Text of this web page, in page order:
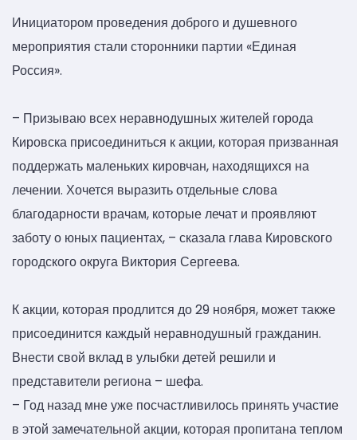
Инициатором проведения доброго и душевного
мероприятия стали сторонники партии «Единая
Россия».
– Призываю всех неравнодушных жителей города
Кировска присоединиться к акции, которая призванная
поддержать маленьких кировчан, находящихся на
лечении. Хочется выразить отдельные слова
благодарности врачам, которые лечат и проявляют
заботу о юных пациентах, – сказала глава Кировского
городского округа Виктория Сергеева.
К акции, которая продлится до 29 ноября, может также
присоединится каждый неравнодушный гражданин.
Внести свой вклад в улыбки детей решили и
представители региона – шефа.
– Год назад мне уже посчастливилось принять участие
в этой замечательной акции, которая пропитана теплом